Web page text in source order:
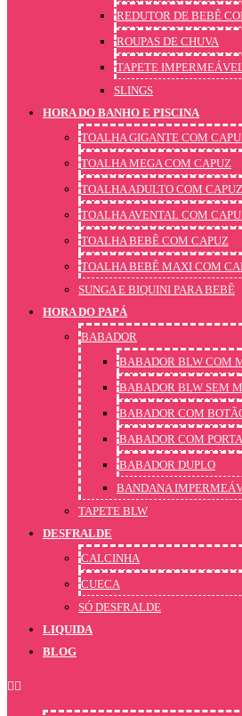
REDUTOR DE BEBÊ
ROUPAS DE CHUVA
TAPETE
SLINGS
HORA DO BANHO E PISCINA
TOALHA GIGANTE COM
TOALHA MEGA COM CAPUZ
TOALHA ADULTO COM CAPUZ
TOALHA AVENTAL COM
TOALHA BEBÊ COM CAPUZ
TOALHA BEBÊ MAXI COM
SUNGA E BIQUINI PARA BEBÊ
HORA DO PAPÁ
BABADOR
BABADOR BLW COM
BABADOR BLW SEM
BABADOR COM
BABADOR COM
BABADOR DUPLO
BANDANA
TAPETE BLW
DESFRALDE
CALCINHA
CUECA
SÓ DESFRALDE
LIQUIDA
BLOG